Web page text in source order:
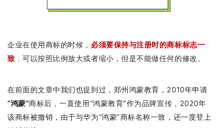
企业在使用商标的时候， 必须要保持与注册时的商标标志一
致 ，可以按照比例放大或者缩小，但是不能做任何的修改。
在前面的文章中我们也提到过，郑州 鸿蒙教育 ，2010年申请
“鸿蒙”商标后，一直使用“鸿蒙教育”作为品牌宣传 ，2020年
该商标被撤销，由于与华为“鸿蒙”商标名称一致，还一度登上